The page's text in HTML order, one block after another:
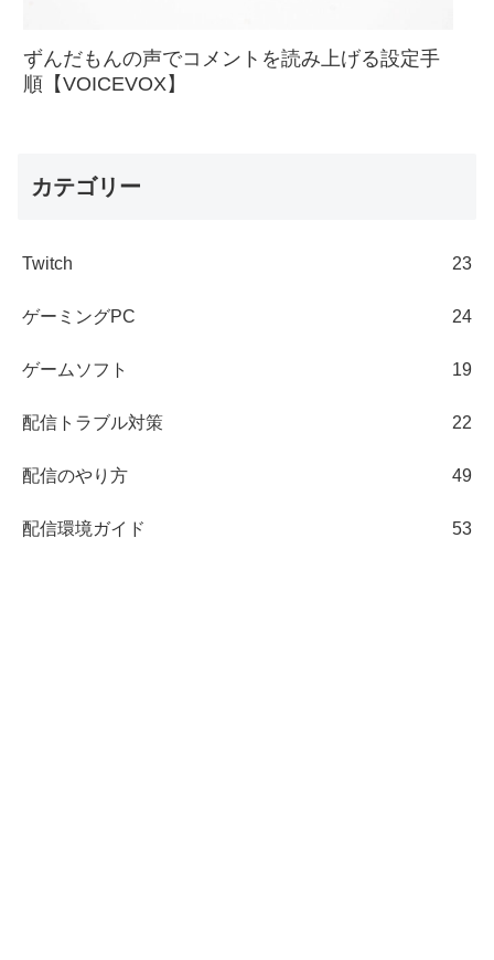
ずんだもんの声でコメントを読み上げる設定手
順【VOICEVOX】
カテゴリー
Twitch 23
ゲーミングPC 24
ゲームソフト 19
配信トラブル対策 22
配信のやり方 49
配信環境ガイド 53